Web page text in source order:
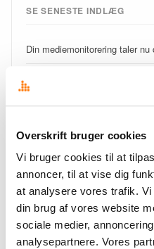
Overskrift bruger cookies
Vi bruger cookies til at
annoncer, til at vise dig
at analysere vores trafik.
din brug af vores website
sociale medier,
analysepartnere. Vores
SE SENESTE INDLÆG
Din mediemonitorering taler
Disse temaer kommer til at
Din AI-venlige medieovervågning
Overskrift i nye klæder
Signal eller støj –
Det fragmenterede
overblik